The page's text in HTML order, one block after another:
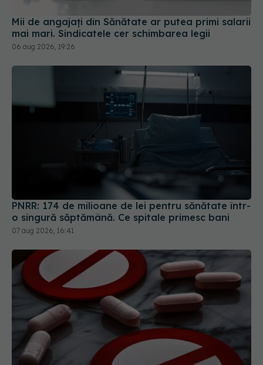
Mii de angajați din Sănătate ar putea primi salarii
mai mari. Sindicatele cer schimbarea legii
06 aug 2026, 19:26
PNRR: 174 de milioane de lei pentru sănătate într-
o singură săptămână. Ce spitale primesc bani
07 aug 2026, 16:41